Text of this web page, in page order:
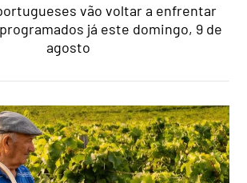
vão voltar a enfrentar
já este domingo, 9 de
agosto